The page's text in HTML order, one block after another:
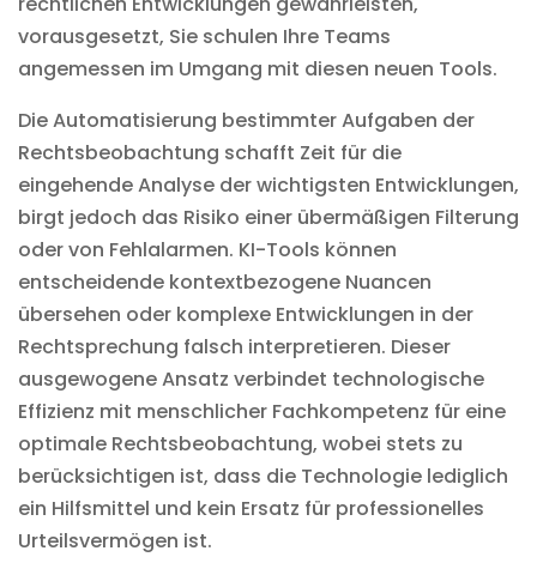
vorausgesetzt, Sie schulen Ihre Teams
angemessen im Umgang mit diesen neuen Tools.
Die Automatisierung bestimmter Aufgaben der
Rechtsbeobachtung schafft Zeit für die
eingehende Analyse der wichtigsten Entwicklungen,
birgt jedoch das Risiko einer übermäßigen Filterung
oder von Fehlalarmen. KI-Tools können
entscheidende kontextbezogene Nuancen
übersehen oder komplexe Entwicklungen in der
Rechtsprechung falsch interpretieren. Dieser
ausgewogene Ansatz verbindet technologische
Effizienz mit menschlicher Fachkompetenz für eine
optimale Rechtsbeobachtung, wobei stets zu
berücksichtigen ist, dass die Technologie lediglich
ein Hilfsmittel und kein Ersatz für professionelles
Urteilsvermögen ist.